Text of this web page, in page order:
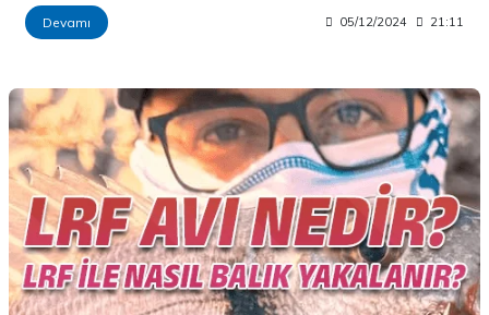
Devamı 05/12/2024 21:11